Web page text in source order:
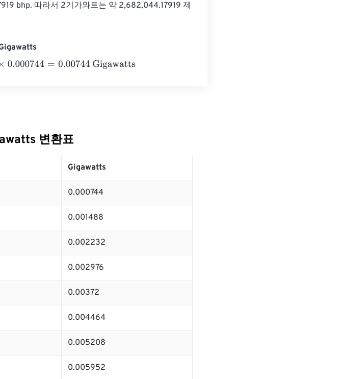
bhp. 따라서 2기가와트는 약 2,682,044.17919 제
=0.00744 Gigawatts
변환표
Gigawatts
0.000744
0.001488
0.002232
0.002976
0.00372
0.004464
0.005208
0.005952